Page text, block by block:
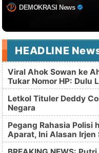
DEMOKRASI News
HEADLINE
Viral Ahok Sowan ke
Tukar Nomor HP: Dulu
Letkol Tituler Deddy
Negara
Pegang Rahasia Polisi
Aparat, Ini Alasan Irjen